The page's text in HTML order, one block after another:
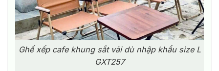
Ghế xếp cafe khung sắt vải dù nhập khẩu size L
GXT257